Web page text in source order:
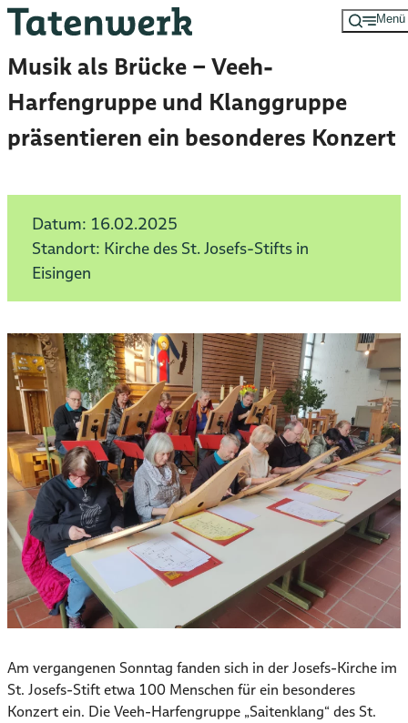
Zum
Hauptinhalt
springen
Menü
Musik als Brücke – Veeh-
Harfengruppe und Klanggruppe
präsentieren ein besonderes Konzert
Datum: 16.02.2025
Standort: Kirche des St. Josefs-Stifts in
Eisingen
Am vergangenen Sonntag fanden sich in der Josefs-Kirche im
St. Josefs-Stift etwa 100 Menschen für ein besonderes
Konzert ein. Die Veeh-Harfengruppe „Saitenklang“ des St.